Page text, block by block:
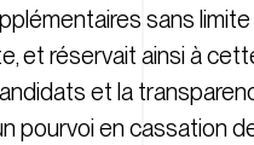
sans
et réservait ainsi à
et la
pourvoi en cassation